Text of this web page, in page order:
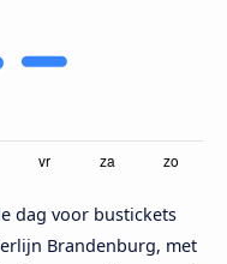
dag voor bustickets
Brandenburg, met